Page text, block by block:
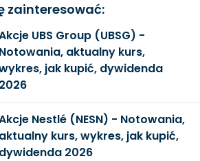
zainteresować:
UBS Group (UBSG) -
Notowania, aktualny kurs,
jak kupić, dywidenda
2026
Nestlé (NESN) - Notowania,
aktualny kurs, wykres, jak kupić,
2026